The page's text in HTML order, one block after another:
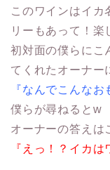
このワインはイカ
リーもあって！楽
初対面の僕らにこ
てくれたオーナー
『なんでこんな
僕らが尋ねるとw
オーナーの答えは
『えっ！？イカ